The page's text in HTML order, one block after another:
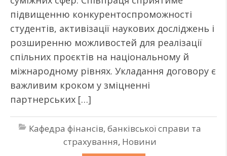
підвищенню конкурентоспроможності
студентів, активізації наукових досліджень і
розширенню можливостей для реалізації
спільних проєктів на національному й
міжнародному рівнях. Укладання договору є
важливим кроком у зміцненні
партнерських […]
Кафедра фінансів, банківської справи та
страхування, Новини